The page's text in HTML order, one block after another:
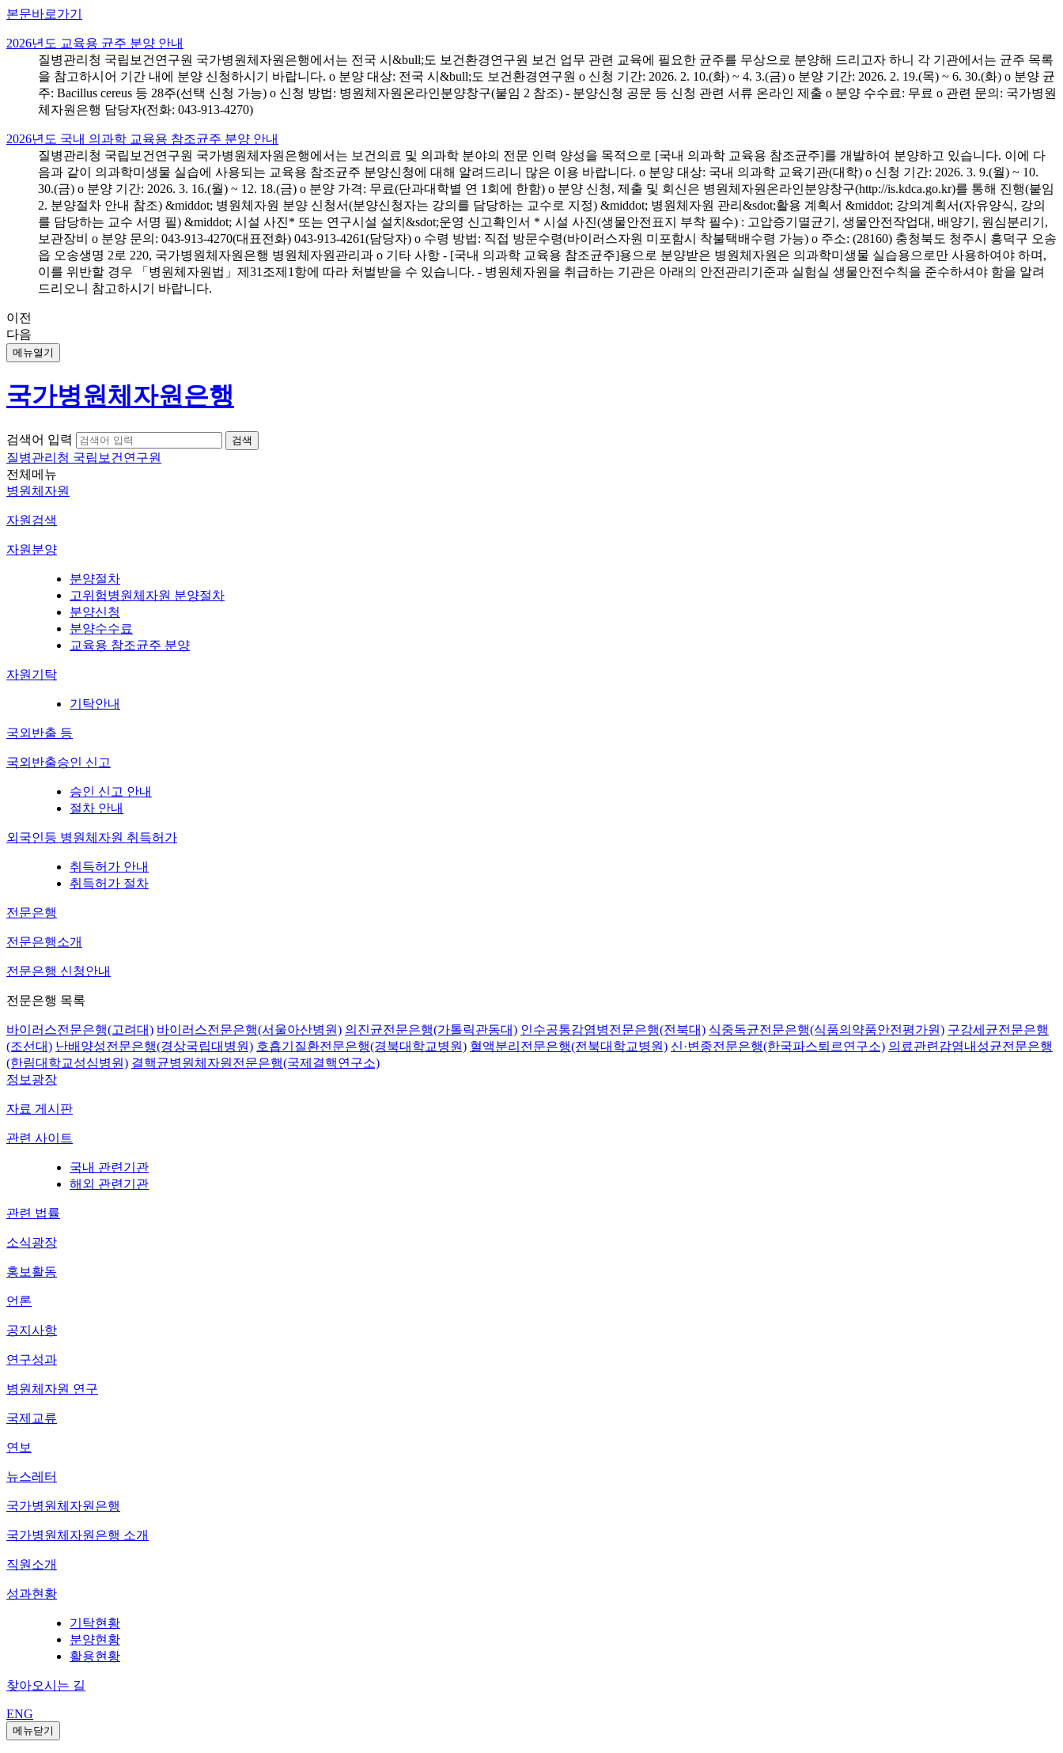
본문바로가기
2026년도 교육용 균주 분양 안내
질병관리청 국립보건연구원 국가병원체자원은행에서는 전국 시&bull;도 보건환경연구원 보건 업무 관련 교육에 필요한 균주를 무상으로 분양해 드리고자 하니 각 기관에서는 균주 목록
을 참고하시어 기간 내에 분양 신청하시기 바랍니다. o 분양 대상: 전국 시&bull;도 보건환경연구원 o 신청 기간: 2026. 2. 10.(화) ~ 4. 3.(금) o 분양 기간: 2026. 2. 19.(목) ~ 6. 30.(화) o 분양 균
주: Bacillus cereus 등 28주(선택 신청 가능) o 신청 방법: 병원체자원온라인분양창구(붙임 2 참조) - 분양신청 공문 등 신청 관련 서류 온라인 제출 o 분양 수수료: 무료 o 관련 문의: 국가병원
체자원은행 담당자(전화: 043-913-4270)
2026년도 국내 의과학 교육용 참조균주 분양 안내
질병관리청 국립보건연구원 국가병원체자원은행에서는 보건의료 및 의과학 분야의 전문 인력 양성을 목적으로 [국내 의과학 교육용 참조균주]를 개발하여 분양하고 있습니다. 이에 다
음과 같이 의과학미생물 실습에 사용되는 교육용 참조균주 분양신청에 대해 알려드리니 많은 이용 바랍니다. o 분양 대상: 국내 의과학 교육기관(대학) o 신청 기간: 2026. 3. 9.(월) ~ 10.
30.(금) o 분양 기간: 2026. 3. 16.(월) ~ 12. 18.(금) o 분양 가격: 무료(단과대학별 연 1회에 한함) o 분양 신청, 제출 및 회신은 병원체자원온라인분양창구(http://is.kdca.go.kr)를 통해 진행(붙임
2. 분양절차 안내 참조) &middot; 병원체자원 분양 신청서(분양신청자는 강의를 담당하는 교수로 지정) &middot; 병원체자원 관리&sdot;활용 계획서 &middot; 강의계획서(자유양식, 강의
를 담당하는 교수 서명 필) &middot; 시설 사진* 또는 연구시설 설치&sdot;운영 신고확인서 * 시설 사진(생물안전표지 부착 필수) : 고압증기멸균기, 생물안전작업대, 배양기, 원심분리기,
보관장비 o 분양 문의: 043-913-4270(대표전화) 043-913-4261(담당자) o 수령 방법: 직접 방문수령(바이러스자원 미포함시 착불택배수령 가능) o 주소: (28160) 충청북도 청주시 흥덕구 오송
읍 오송생명 2로 220, 국가병원체자원은행 병원체자원관리과 o 기타 사항 - [국내 의과학 교육용 참조균주]용으로 분양받은 병원체자원은 의과학미생물 실습용으로만 사용하여야 하며,
이를 위반할 경우 「병원체자원법」제31조제1항에 따라 처벌받을 수 있습니다. - 병원체자원을 취급하는 기관은 아래의 안전관리기준과 실험실 생물안전수칙을 준수하셔야 함을 알려
드리오니 참고하시기 바랍니다.
이전
다음
메뉴열기
국가병원체자원은행
검색어 입력
질병관리청 국립보건연구원
전체메뉴
병원체자원
자원검색
자원분양
분양절차
고위험병원체자원 분양절차
분양신청
분양수수료
교육용 참조균주 분양
자원기탁
기탁안내
국외반출 등
국외반출승인 신고
승인 신고 안내
절차 안내
외국인등 병원체자원 취득허가
취득허가 안내
취득허가 절차
전문은행
전문은행소개
전문은행 신청안내
전문은행 목록
바이러스전문은행(고려대) 바이러스전문은행(서울아산병원) 의진균전문은행(가톨릭관동대) 인수공통감염병전문은행(전북대) 식중독균전문은행(식품의약품안전평가원) 구강세균전문은행
(조선대) 난배양성전문은행(경상국립대병원) 호흡기질환전문은행(경북대학교병원) 혈액분리전문은행(전북대학교병원) 신·변종전문은행(한국파스퇴르연구소) 의료관련감염내성균전문은행
(한림대학교성심병원) 결핵균병원체자원전문은행(국제결핵연구소)
정보광장
자료 게시판
관련 사이트
국내 관련기관
해외 관련기관
관련 법률
소식광장
홍보활동
언론
공지사항
연구성과
병원체자원 연구
국제교류
연보
뉴스레터
국가병원체자원은행
국가병원체자원은행 소개
직원소개
성과현황
기탁현황
분양현황
활용현황
찾아오시는 길
ENG
메뉴닫기